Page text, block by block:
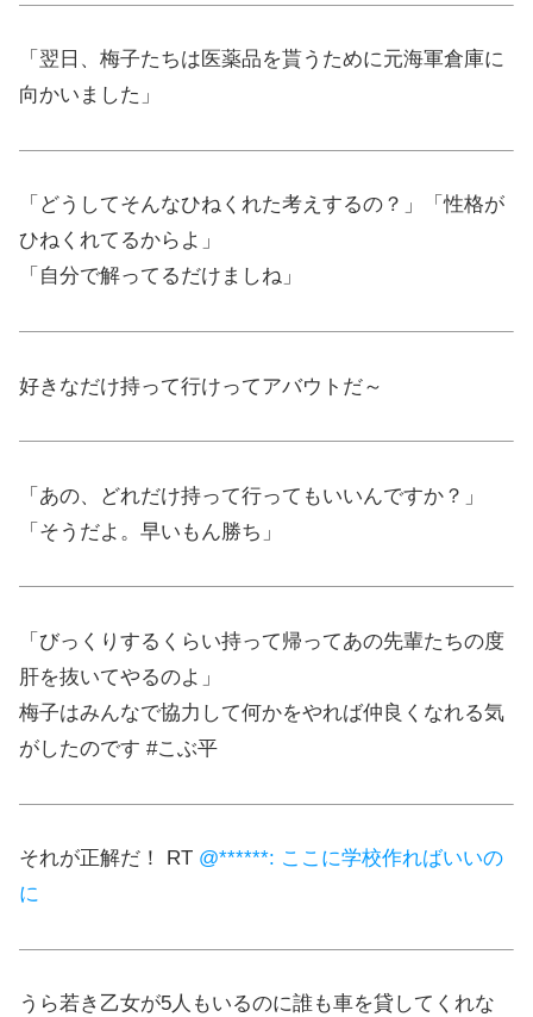
「翌日、梅子たちは医薬品を貰うために元海軍倉庫に
向かいました」
「どうしてそんなひねくれた考えするの？」「性格が
ひねくれてるからよ」
「自分で解ってるだけましね」
好きなだけ持って行けってアバウトだ～
「あの、どれだけ持って行ってもいいんですか？」
「そうだよ。早いもん勝ち」
「びっくりするくらい持って帰ってあの先輩たちの度
肝を抜いてやるのよ」
梅子はみんなで協力して何かをやれば仲良くなれる気
がしたのです #こぶ平
それが正解だ！ RT @******: ここに学校作ればいいの
に
うら若き乙女が5人もいるのに誰も車を貸してくれな